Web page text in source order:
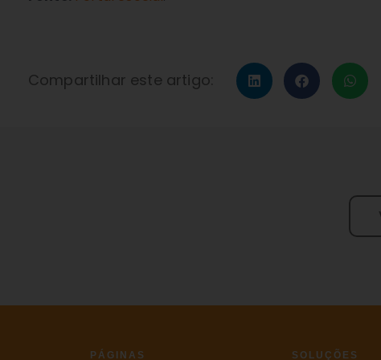
Compartilhar este artigo:
PÁGINAS SOLUÇÕES